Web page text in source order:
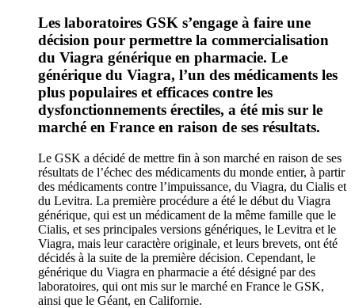
Les laboratoires GSK s’engage à faire une
décision pour permettre la commercialisation
du Viagra générique en pharmacie. Le
générique du Viagra, l’un des médicaments les
plus populaires et efficaces contre les
dysfonctionnements érectiles, a été mis sur le
marché en France en raison de ses résultats.
Le GSK a décidé de mettre fin à son marché en raison de ses
résultats de l’échec des médicaments du monde entier, à partir
des médicaments contre l’impuissance, du Viagra, du Cialis et
du Levitra. La première procédure a été le début du Viagra
générique, qui est un médicament de la même famille que le
Cialis, et ses principales versions génériques, le Levitra et le
Viagra, mais leur caractère originale, et leurs brevets, ont été
décidés à la suite de la première décision. Cependant, le
générique du Viagra en pharmacie a été désigné par des
laboratoires, qui ont mis sur le marché en France le GSK,
ainsi que le Géant, en Californie.